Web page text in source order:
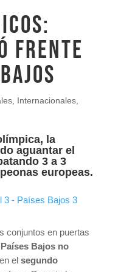
frente
, Internacionales,
la
aguantar el
3 a 3
europeas.
conjuntos en puertas
Bajos no
el segundo